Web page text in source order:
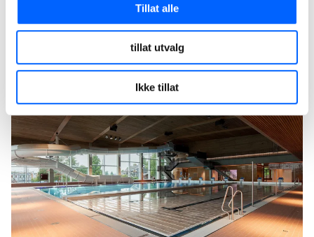
Tillat alle
tillat utvalg
Ikke tillat